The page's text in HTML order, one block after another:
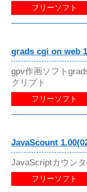
フリーソフト
grads cgi on web
gpv作画ソフト
クリプト
フリーソフト
JavaScount
JavaScriptカウン
フリーソフト